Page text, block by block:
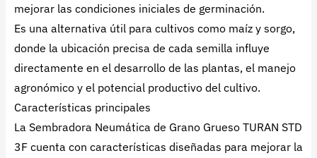
mejorar las condiciones iniciales de germinación.
Es una alternativa útil para cultivos como maíz y sorgo,
donde la ubicación precisa de cada semilla influye
directamente en el desarrollo de las plantas, el manejo
agronómico y el potencial productivo del cultivo.
Características principales
La Sembradora Neumática de Grano Grueso TURAN STD
3F cuenta con características diseñadas para mejorar la